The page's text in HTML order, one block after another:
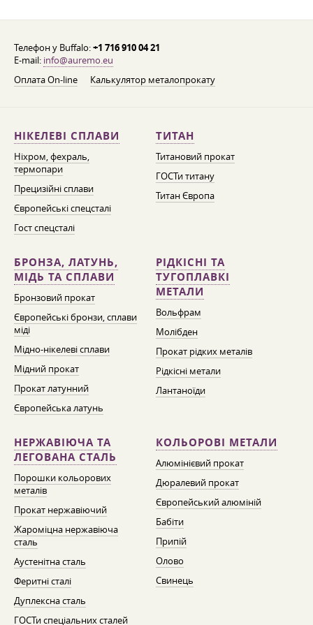
Телефон у Buffalo:+1 716 910 04 21
E-mail: info@auremo.eu
Оплата On-line
Калькулятор металопрокату
НІКЕЛЕВІ СПЛАВИ
Ніхром, фехраль,
термопари
Прецизійні сплави
Європейські спецсталі
Гост спецсталі
ТИТАН
Титановий прокат
ГОСТи титану
Титан Європа
БРОНЗА, ЛАТУНЬ,
МІДЬ ТА СПЛАВИ
Бронзовий прокат
Європейські бронзи, сплави
міді
Мідно-нікелеві сплави
Мідний прокат
Прокат латунний
Європейська латунь
РІДКІСНІ ТА
ТУГОПЛАВКІ
МЕТАЛИ
Вольфрам
Молібден
Прокат рідких металів
Рідкісні метали
Лантаноїди
НЕРЖАВІЮЧА ТА
ЛЕГОВАНА СТАЛЬ
Порошки кольорових
металів
Прокат нержавіючий
Жароміцна нержавіюча
сталь
Аустенітна сталь
Феритні сталі
Дуплексна сталь
ГОСТи спеціальних сталей
КОЛЬОРОВІ МЕТАЛИ
Алюмінієвий прокат
Дюралевий прокат
Європейський алюміній
Бабіти
Припій
Олово
Свинець